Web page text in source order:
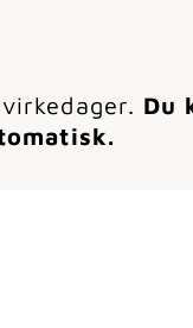
Du